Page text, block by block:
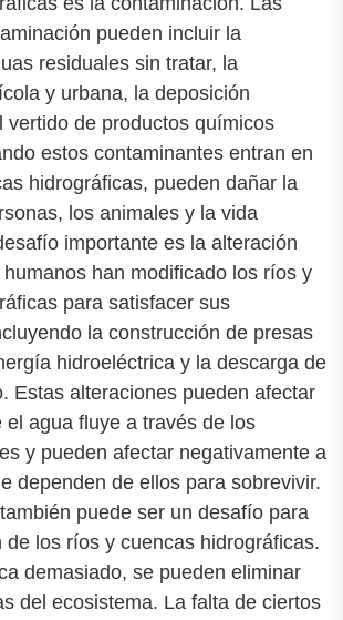
pueden incluir la
residuales sin tratar, la
y urbana, la deposición
vertido de productos químicos
estos contaminantes entran en
hidrográficas, pueden dañar la
los animales y la vida
importante es la alteración
han modificado los ríos y
para satisfacer sus
la construcción de presas
hidroeléctrica y la descarga de
Estas alteraciones pueden afectar
el agua fluye a través de los
y pueden afectar negativamente a
dependen de ellos para sobrevivir.
puede ser un desafío para
de los ríos y cuencas hidrográficas.
demasiado, se pueden eliminar
del ecosistema. La falta de ciertos